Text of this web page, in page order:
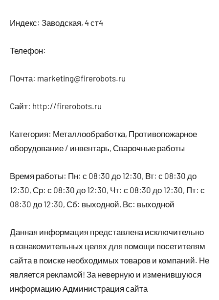
Индекс: Заводская, 4 ст4
Телефон:
Почта: marketing@firerobots.ru
Cайт: http://firerobots.ru
Категория: Металлообработка, Противопожарное
оборудование / инвентарь, Сварочные работы
Время работы: Пн: с 08:30 до 12:30, Вт: с 08:30 до
12:30, Ср: с 08:30 до 12:30, Чт: с 08:30 до 12:30, Пт: с
08:30 до 12:30, Сб: выходной, Вс: выходной
Данная информация представлена исключительно
в ознакомительных целях для помощи посетителям
сайта в поиске необходимых товаров и компаний. Не
является рекламой! За неверную и изменившуюся
информацию Администрация сайта